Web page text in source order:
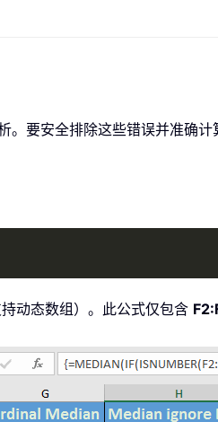
要安全排除这些错误并准确
动态数组）。此公式仅包含